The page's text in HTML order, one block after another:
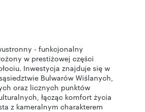
- funkcjonalny
w prestiżowej części
Inwestycja znajduje się w
Bulwarów Wiślanych,
oraz licznych punktów
łącząc komfort życia
z kameralnym charakterem